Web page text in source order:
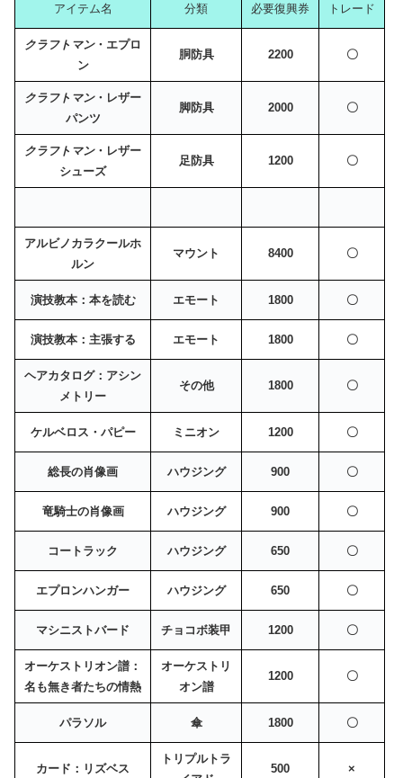
アイテム名 分類 必要復興券 トレード
クラフトマン・エプロ
ン
胴防具 2200 〇
クラフトマン・レザー
パンツ
脚防具 2000 〇
クラフトマン・レザー
シューズ
足防具 1200 〇
アルビノカラクールホ
ルン
マウント 8400 〇
演技教本：本を読む エモート 1800 〇
演技教本：主張する エモート 1800 〇
ヘアカタログ：アシン
メトリー
その他 1800 〇
ケルベロス・パピー ミニオン 1200 〇
総長の肖像画 ハウジング 900 〇
竜騎士の肖像画 ハウジング 900 〇
コートラック ハウジング 650 〇
エプロンハンガー ハウジング 650 〇
マシニストバード チョコボ装甲 1200 〇
オーケストリオン譜：
名も無き者たちの情熱
オーケストリ
オン譜
1200 〇
パラソル 傘 1800 〇
カード：リズベス
トリプルトラ
500 ×